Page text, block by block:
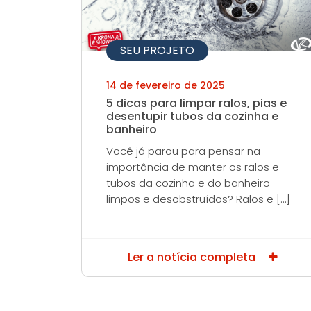
SEU PROJETO
14 de fevereiro de 2025
5 dicas para limpar ralos, pias e
desentupir tubos da cozinha e
banheiro
Você já parou para pensar na
importância de manter os ralos e
tubos da cozinha e do banheiro
limpos e desobstruídos? Ralos e […]
Ler a notícia completa